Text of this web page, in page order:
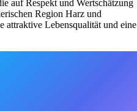
auf Respekt und Wertschätzung
Region Harz und
attraktive Lebensqualität und eine